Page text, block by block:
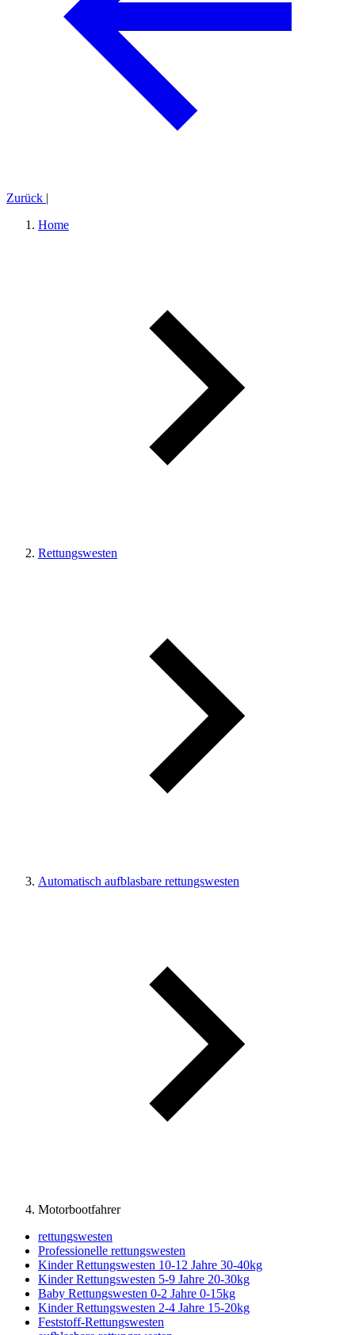
Zurück |
Home
Rettungswesten
Automatisch aufblasbare rettungswesten
Motorbootfahrer
rettungswesten
Professionelle rettungswesten
Kinder Rettungswesten 10-12 Jahre 30-40kg
Kinder Rettungswesten 5-9 Jahre 20-30kg
Baby Rettungswesten 0-2 Jahre 0-15kg
Kinder Rettungswesten 2-4 Jahre 15-20kg
Feststoff-Rettungswesten